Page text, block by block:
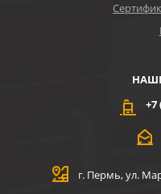
+7
г. Пермь, ул.